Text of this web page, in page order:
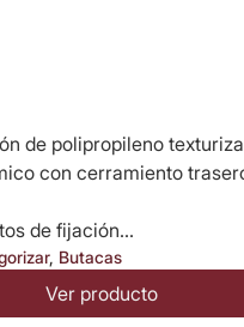
de polipropileno
con cerramiento
de fijación...
, Butacas
Ver producto